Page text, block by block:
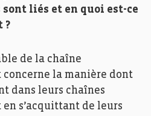
sont liés et en quoi est-ce
?
de la chaîne
concerne la manière dont
dans leurs chaînes
s’acquittant de leurs